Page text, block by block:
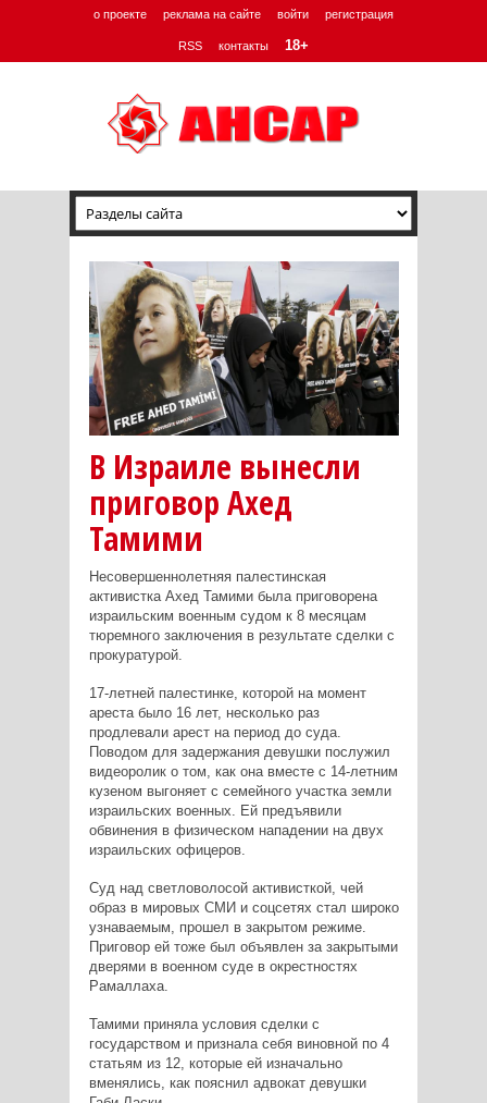
о проекте реклама на сайте войти регистрация
RSS контакты 18+
В Израиле вынесли
приговор Ахед
Тамими
Несовершеннолетняя палестинская
активистка Ахед Тамими была приговорена
израильским военным судом к 8 месяцам
тюремного заключения в результате сделки с
прокуратурой.
17-летней палестинке, которой на момент
ареста было 16 лет, несколько раз
продлевали арест на период до суда.
Поводом для задержания девушки послужил
видеоролик о том, как она вместе с 14-летним
кузеном выгоняет с семейного участка земли
израильских военных. Ей предъявили
обвинения в физическом нападении на двух
израильских офицеров.
Суд над светловолосой активисткой, чей
образ в мировых СМИ и соцсетях стал широко
узнаваемым, прошел в закрытом режиме.
Приговор ей тоже был объявлен за закрытыми
дверями в военном суде в окрестностях
Рамаллаха.
Тамими приняла условия сделки с
государством и признала себя виновной по 4
статьям из 12, которые ей изначально
вменялись, как пояснил адвокат девушки